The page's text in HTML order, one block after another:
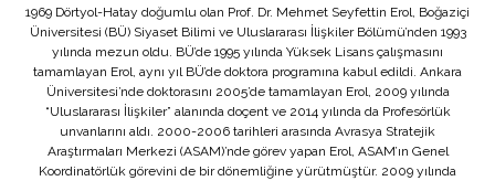
1969 Dörtyol-Hatay doğumlu olan Prof. Dr. Mehmet Seyfettin Erol, Boğaziçi
Üniversitesi (BÜ) Siyaset Bilimi ve Uluslararası İlişkiler Bölümü’nden 1993
yılında mezun oldu. BÜ’de 1995 yılında Yüksek Lisans çalışmasını
tamamlayan Erol, aynı yıl BÜ’de doktora programına kabul edildi. Ankara
Üniversitesi’nde doktorasını 2005’de tamamlayan Erol, 2009 yılında
“Uluslararası İlişkiler” alanında doçent ve 2014 yılında da Profesörlük
unvanlarını aldı. 2000-2006 tarihleri arasında Avrasya Stratejik
Araştırmaları Merkezi (ASAM)’nde görev yapan Erol, ASAM’ın Genel
Koordinatörlük görevini de bir dönemliğine yürütmüştür. 2009 yılında